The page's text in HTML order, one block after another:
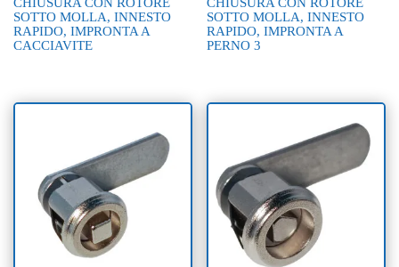
SOTTO MOLLA, INNESTO
RAPIDO, IMPRONTA A
CACCIAVITE
SOTTO MOLLA, INNESTO
RAPIDO, IMPRONTA A
PERNO 3